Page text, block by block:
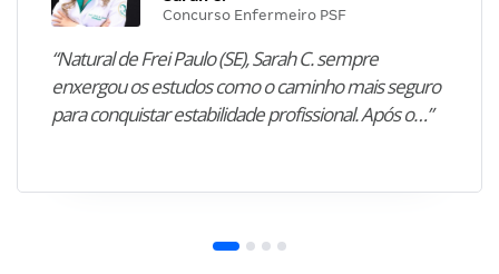
Concurso Enfermeiro PSF
“Natural de Frei Paulo (SE), Sarah C. sempre
enxergou os estudos como o caminho mais seguro
para conquistar estabilidade profissional. Após o…”